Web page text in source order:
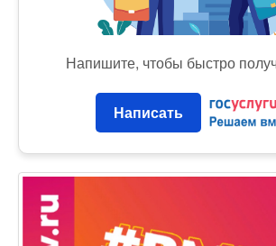
Напишите, чтобы быстро
Написать